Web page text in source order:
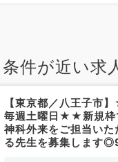
件が近い求
【東京都／八王子市
毎週土曜日★★新規枠
神科外来をご担当いた
る先生を募集します